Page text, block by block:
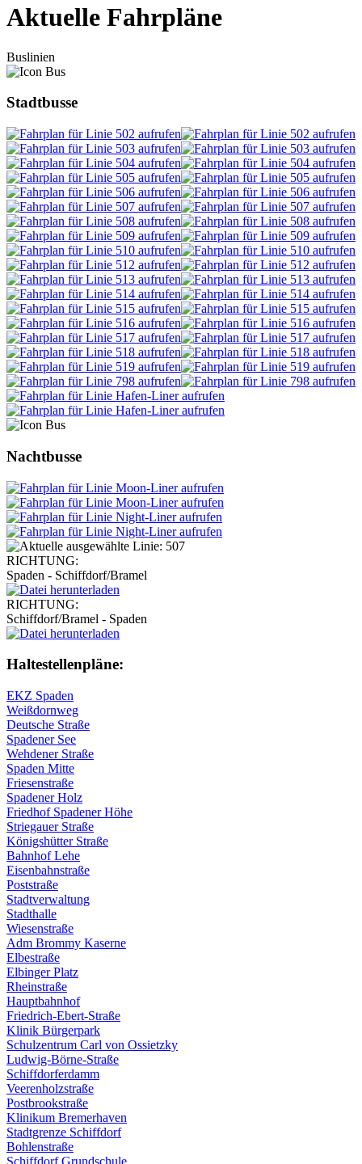
Aktuelle Fahrpläne
Buslinien
Stadtbusse
Nachtbusse
RICHTUNG:
Spaden - Schiffdorf/Bramel
RICHTUNG:
Schiffdorf/Bramel - Spaden
Haltestellen­pläne:
EKZ Spaden
Weißdornweg
Deutsche Straße
Spadener See
Wehdener Straße
Spaden Mitte
Friesenstraße
Spadener Holz
Friedhof Spadener Höhe
Striegauer Straße
Königshütter Straße
Bahnhof Lehe
Eisenbahnstraße
Poststraße
Stadtverwaltung
Stadthalle
Wiesenstraße
Adm Brommy Kaserne
Elbestraße
Elbinger Platz
Rheinstraße
Hauptbahnhof
Friedrich-Ebert-Straße
Klinik Bürgerpark
Schulzentrum Carl von Ossietzky
Ludwig-Börne-Straße
Schiffdorferdamm
Veerenholzstraße
Postbrookstraße
Klinikum Bremerhaven
Stadtgrenze Schiffdorf
Bohlenstraße
Schiffdorf Grundschule